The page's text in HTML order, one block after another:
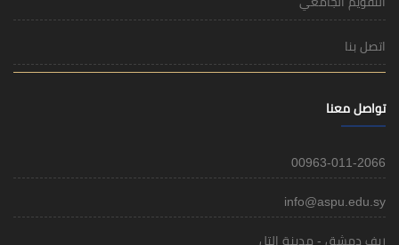
اتصل بنا
تواصل معنا
00963-011-2066
info@aspu.edu.sy
ريف دمشق - مدينة التل